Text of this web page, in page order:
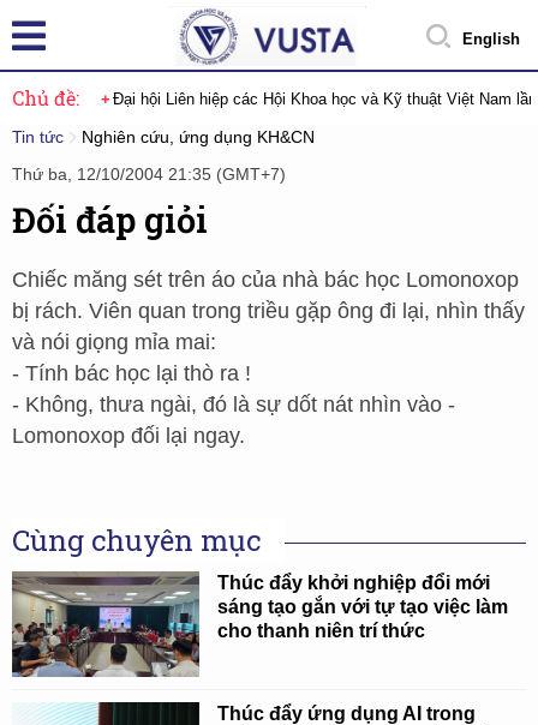
English
Chủ đề: Đại hội Liên hiệp các Hội Khoa học và Kỹ thuật Việt Nam
Tin tức
Nghiên cứu, ứng dụng KH&CN
Thứ ba, 12/10/2004 21:35 (GMT+7)
Đối đáp giỏi
Chiếc măng sét trên áo của nhà bác học Lomonoxop
bị rách. Viên quan trong triều gặp ông đi lại, nhìn thấy
và nói giọng mỉa mai:
- Tính bác học lại thò ra !
- Không, thưa ngài, đó là sự dốt nát nhìn vào -
Lomonoxop đối lại ngay.
Cùng chuyên mục
Thúc đẩy khởi nghiệp đổi mới
sáng tạo gắn với tự tạo việc làm
cho thanh niên trí thức
Thúc đẩy ứng dụng AI trong